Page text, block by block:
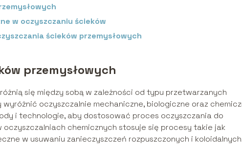
w oczyszczaniu ścieków
ścieków przemysłowych
przemysłowych
się między sobą w zależności od typu przetwarzanych
wyróżnić oczyszczalnie mechaniczne, biologiczne oraz
i technologie, aby dostosować proces oczyszczania do
oczyszczalniach chemicznych stosuje się procesy takie jak
w usuwaniu zanieczyszczeń rozpuszczonych i